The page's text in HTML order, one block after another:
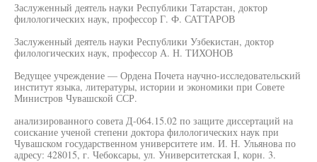
Заслуженный деятель науки Республики Татарстан, доктор
филологических наук, профессор Г. Ф. САТТАРОВ
Заслуженный деятель науки Республики Узбекистан, доктор
филологических наук, профессор А. Н. ТИХОНОВ
Ведущее учреждение — Ордена Почета научно-исследовательский
институт языка, литературы, истории и экономики при Совете
Министров Чувашской ССР.
анализированного совета Д-064.15.02 по защите диссертаций на
соискание ученой степени доктора филологических наук при
Чувашском государственном университете им. И. Н. Ульянова по
адресу: 428015, г. Чебоксары, ул. Университетская I, корн. 3.